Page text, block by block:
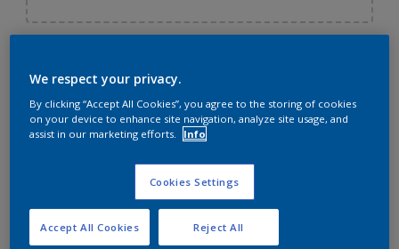
2.5 L
Jumlah Kalkulator cat
Hitung
Tambahkan ke Ruang Kerja
We respect your privacy.
By clicking “Accept All Cookies”, you agree to the storing of cookies
on your device to enhance site navigation, analyze site usage, and
assist in our marketing efforts.
Info
Cookies Settings
Reject All
Accept All Cookies